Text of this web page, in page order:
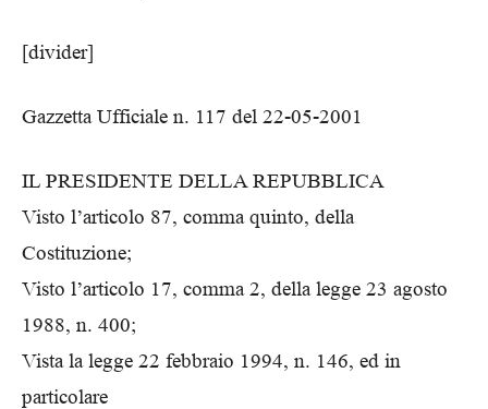
[divider]
Gazzetta Ufficiale n. 117 del 22-05-2001
IL PRESIDENTE DELLA REPUBBLICA
Visto l’articolo 87, comma quinto, della
Costituzione;
Visto l’articolo 17, comma 2, della legge 23 agosto
1988, n. 400;
Vista la legge 22 febbraio 1994, n. 146, ed in
particolare